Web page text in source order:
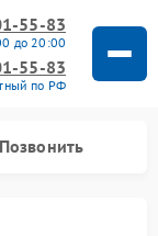
55-83
до 20:00
55-83
по РФ
Позвонить